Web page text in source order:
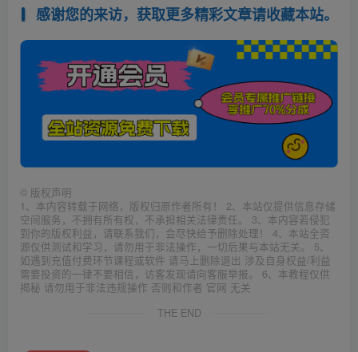
感谢您的来访，获取更多精彩文章请收藏本站。
© 版权声明
1、本内容转载于网络，版权归原作者所有！ 2、本站仅提供信息存储
空间服务，不拥有所有权，不承担相关法律责任。 3、本内容若侵犯
到你的版权利益，请联系我们，会尽快给予删除处理！ 4、本站全资
源仅供测试和学习，请勿用于非法操作，一切后果与本站无关。 5、
如遇到充值付费环节课程或软件 请马上删除退出 涉及自身权益/利益
需要投资的一律不要相信，访客发现请向客服举报。 6、本教程仅供
揭秘 请勿用于非法违规操作 否则和作者 官网 无关
THE END